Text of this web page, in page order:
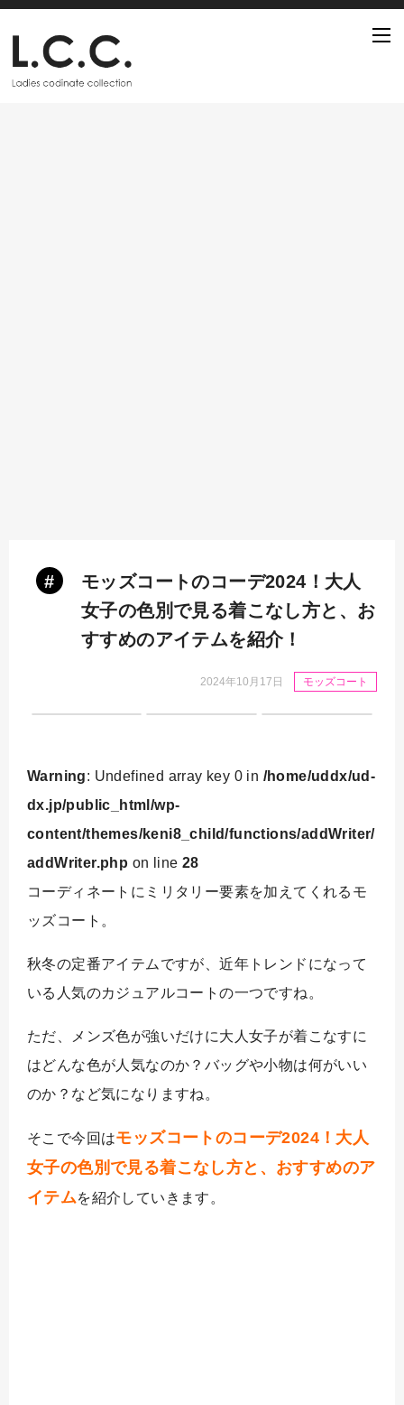
#
モッズコートのコーデ2024！大人
女子の色別で見る着こなし方と、お
すすめのアイテムを紹介！
2024年10月17日 モッズコート
Warning: Undefined array key 0 in /home/uddx/ud-
dx.jp/public_html/wp-
content/themes/keni8_child/functions/addWriter/
addWriter.php on line 28
コーディネートにミリタリー要素を加えてくれるモ
ッズコート。
秋冬の定番アイテムですが、近年トレンドになって
いる人気のカジュアルコートの一つですね。
ただ、メンズ色が強いだけに大人女子が着こなすに
はどんな色が人気なのか？バッグや小物は何がいい
のか？など気になりますね。
そこで今回はモッズコートのコーデ2024！大人
女子の色別で見る着こなし方と、おすすめのア
イテムを紹介していきます。